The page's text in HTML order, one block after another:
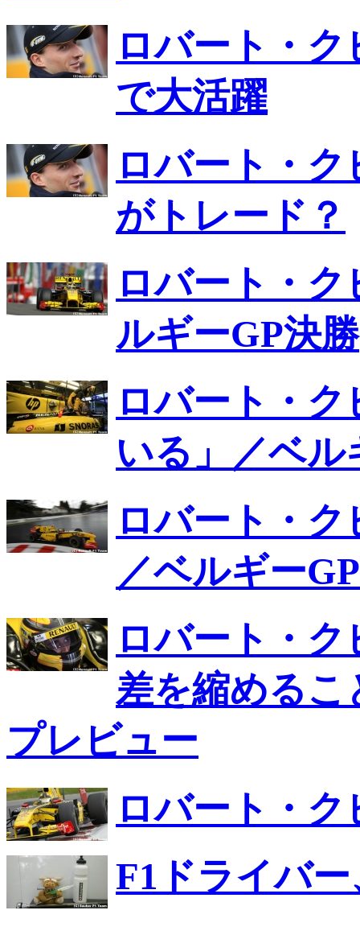
ロバート・
で大活躍
ロバート・
がトレード？
ロバート・
ルギーGP決勝
ロバート・
いる」／ベル
ロバート・
／ベルギー
ロバート・
差を縮めるこ
プレビュー
ロバート・
F1ドライバ